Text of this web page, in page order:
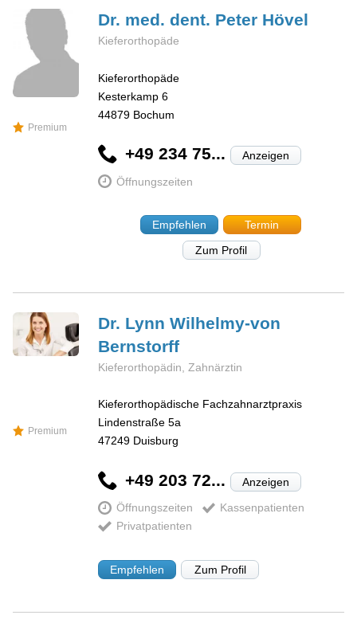
Premium
Dr. med. dent. Peter Hövel
Kieferorthopäde
Kieferorthopäde
Kesterkamp 6
44879 Bochum
+49 234 75... Anzeigen
Öffnungszeiten
Empfehlen
Termin
Zum Profil
Premium
Dr. LynnWilhelmy-von
Bernstorff
Kieferorthopädin, Zahnärztin
Kieferorthopädische Fachzahnarztpraxis
Lindenstraße 5a
47249 Duisburg
+49 203 72... Anzeigen
Öffnungszeiten
Kassenpatienten
Privatpatienten
Empfehlen Zum Profil